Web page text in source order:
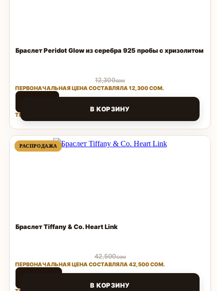
Браслет Peridot Glow из серебра 925 пробы с хризолитом
12,300сом
ПЕРВОНАЧАЛЬНАЯ ЦЕНА СОСТАВЛЯЛА 12,300 СОМ.
ТЕКУЩАЯ ЦЕНА: 3,690 СОМ.
В КОРЗИНУ
Поделиться
РАСПРОДАЖА ПРОДАВАЕМЫЙ
ТОВАР
РАСПРОДАЖА ПРОДАВАЕМЫЙ
ТОВАР
Браслет Tiffany & Co. Heart Link
42,500сом
ПЕРВОНАЧАЛЬНАЯ ЦЕНА СОСТАВЛЯЛА 42,500 СОМ.
В КОРЗИНУ